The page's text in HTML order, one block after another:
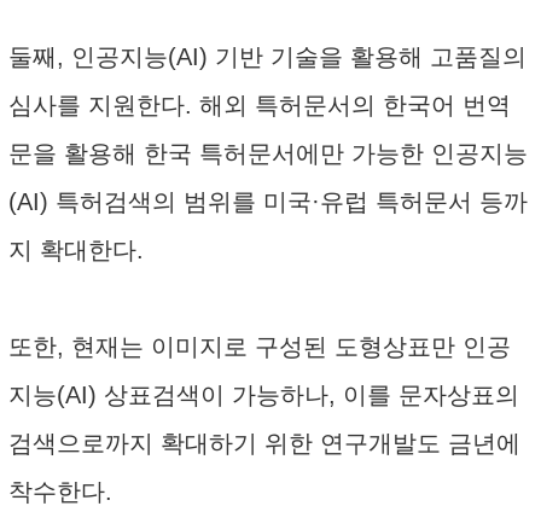
둘째, 인공지능(AI) 기반 기술을 활용해 고품질의
심사를 지원한다. 해외 특허문서의 한국어 번역
문을 활용해 한국 특허문서에만 가능한 인공지능
(AI) 특허검색의 범위를 미국·유럽 특허문서 등까
지 확대한다.
또한, 현재는 이미지로 구성된 도형상표만 인공
지능(AI) 상표검색이 가능하나, 이를 문자상표의
검색으로까지 확대하기 위한 연구개발도 금년에
착수한다.